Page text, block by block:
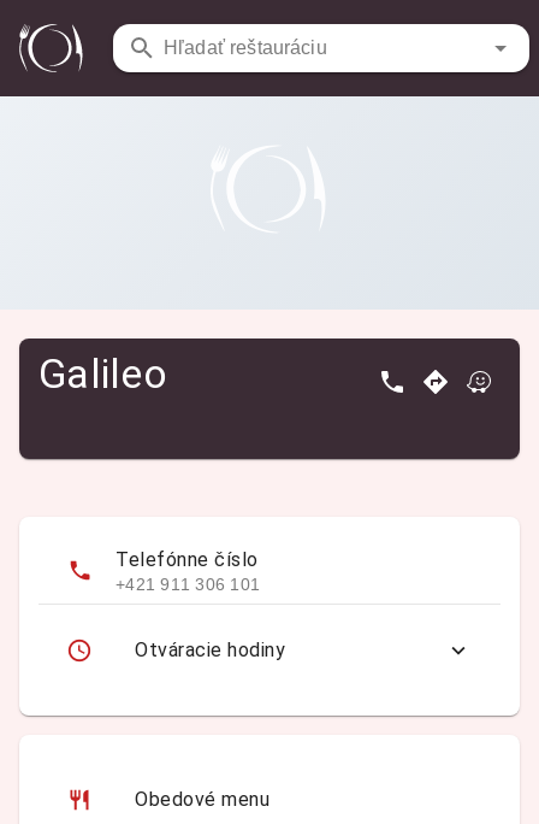
Hľadať reštauráciu
Reštaurácie /
Galileo
Telefónne číslo
+421 911 306 101
Otváracie hodiny
Obedové menu